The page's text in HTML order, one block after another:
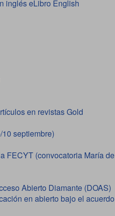
inglés eLibro English
en revistas Gold
septiembre)
FECYT (convocatoria María de
Abierto Diamante (DOAS)
en abierto bajo el acuerdo